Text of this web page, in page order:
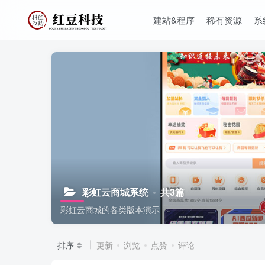
建站&程序 稀有资源
彩虹云商城系统 共3篇
彩虹云商城的各类版本演示
排序 更新 浏览 点赞 评论